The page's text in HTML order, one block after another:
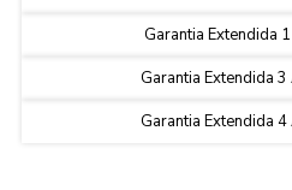
Garantia Extendida
Garantia Extendida 3
Garantia Extendida 4